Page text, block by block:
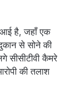
है, जहाँ एक
से सोने की
सीसीटीवी कैमरे
की तलाश